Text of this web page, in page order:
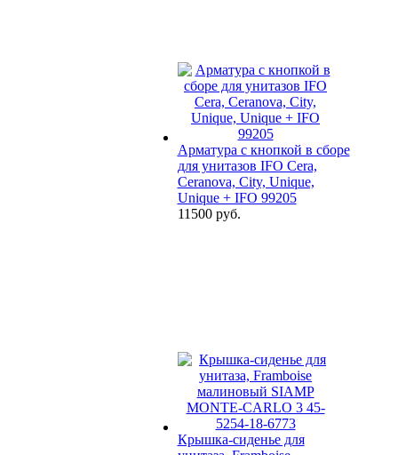
Арматура с кнопкой в сборе
для унитазов IFO Cera,
Ceranova, City, Unique,
Unique + IFO 99205
11500 руб.
Крышка-сиденье для